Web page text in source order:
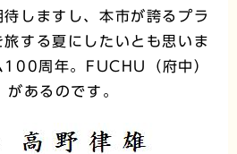
しますし、本市が誇るプラ
する夏にしたいとも思いま
100周年。FUCHU（府中）
あるのです。